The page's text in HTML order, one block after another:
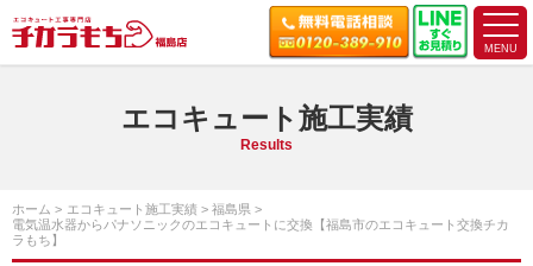
エコキュート施工実績
Results
ホーム エコキュート施工実績
福島県
電気温水器からパナソニックのエコキュートに交換【福島市のエコキュート交換チカ
ラもち】